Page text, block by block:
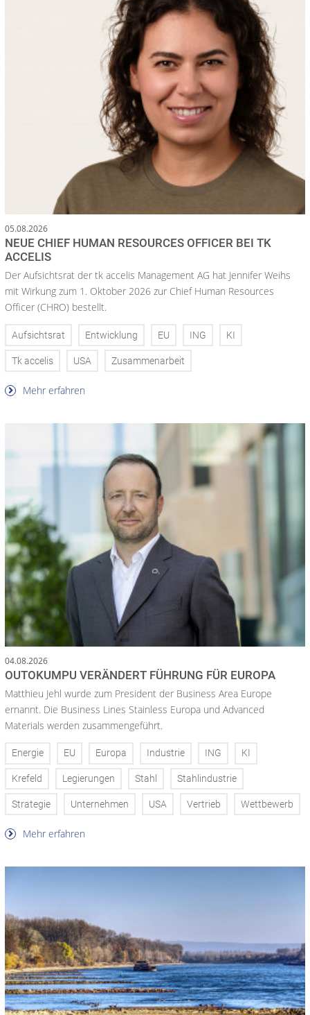
05.08.2026
NEUE CHIEF HUMAN RESOURCES OFFICER BEI TK
ACCELIS
Der Aufsichtsrat der tk accelis Management AG hat Jennifer Weihs
mit Wirkung zum 1. Oktober 2026 zur Chief Human Resources
Officer (CHRO) bestellt.
Aufsichtsrat Entwicklung EU ING KI
Tk accelis USA Zusammenarbeit
Mehr erfahren
04.08.2026
OUTOKUMPU VERÄNDERT FÜHRUNG FÜR EUROPA
Matthieu Jehl wurde zum President der Business Area Europe
ernannt. Die Business Lines Stainless Europa und Advanced
Materials werden zusammengeführt.
Energie EU Europa Industrie ING KI
Krefeld Legierungen Stahl Stahlindustrie
Strategie Unternehmen USA Vertrieb Wettbewerb
Mehr erfahren